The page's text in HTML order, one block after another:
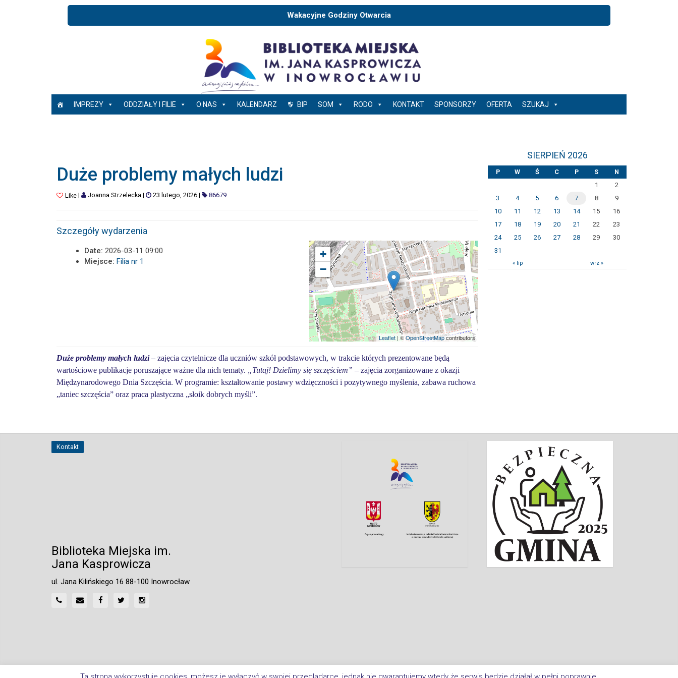
Wakacyjne Godziny Otwarcia
IMPREZY ODDZIAŁY I FILIE O NAS KALENDARZ BIP SOM RODO KONTAKT SPONSORZY OFERTA SZUKAJ
Duże problemy małych ludzi
Like| Joanna Strzelecka| 23 lutego, 2026| 86679
Szczegóły wydarzenia
Date: 2026-03-11 09:00
Miejsce: Filia nr 1
+
−
Leaflet | ©OpenStreetMapcontributors
Duże problemy małych ludzi– zajęcia czytelnicze dla uczniów szkół podstawowych, w trakcie których prezentowane będą
wartościowe publikacje poruszające ważne dla nich tematy.
„Tutaj! Dzielimy się szczęściem” – zajęcia zorganizowane z okazji
Międzynarodowego Dnia Szczęścia. W programie: kształtowanie postawy wdzięczności i pozytywnego myślenia, zabawa ruchowa
„taniec szczęścia” oraz praca plastyczna „słoik dobrych myśli”.
SIERPIEŃ 2026
P W Ś C P S
N
1
2
3
4 5 6 7 8
9
10
11 12 13 14 15
16
17
18 19 20 21 22
23
24
25 26 27 28 29
30
31
« lip wrz »
Kontakt
Biblioteka Miejska im.
Jana Kasprowicza
ul. Jana Kilińskiego 16 88-100 Inowrocław